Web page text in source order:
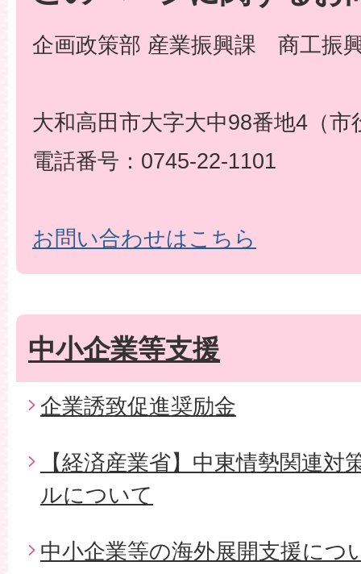
企画政策部 産業振興課 商工振
大和高田市大字大中98番地4（市
電話番号：0745-22-1101
お問い合わせはこちら
中小企業等支援
企業誘致促進奨励金
【経済産業省】中東情勢関連
ルについて
中小企業等の海外展開支援につ